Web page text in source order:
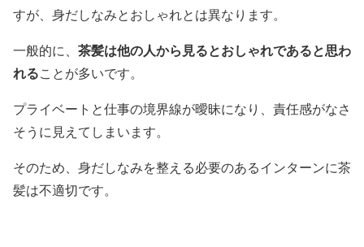
すが、身だしなみとおしゃれとは異なります。
一般的に、 茶髪は他の人から見るとおしゃれであると思わ
れることが多いです。
プライベートと仕事の境界線が曖昧になり、責任感がなさ
そうに見えてしまいます。
そのため、身だしなみを整える必要のあるインターンに茶
髪は不適切です。